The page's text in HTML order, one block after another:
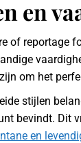
en
of reportage
om het
stijlen
bevindt. Dit
en